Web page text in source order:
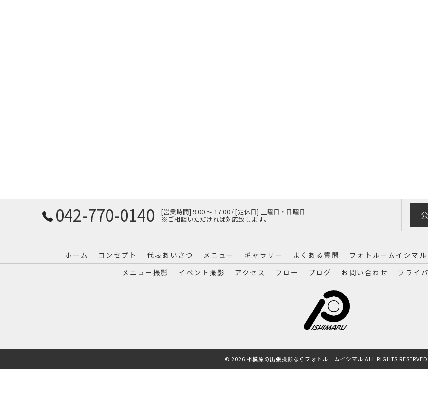
042-770-0140 [営業時間] 9:00 〜 17:00 / [定休日] 土曜日・日曜日
※ご相談いただければ対応致します。
ホーム コンセプト 代表あいさつ メニュー ギャラリー よくある質問 フォトルームイシマ
メニュー撮影
イベント撮影 アクセス フロー ブログ お問い合わせ プライ
© 2026 相模原の出張撮影ならフォトルームイシマル ALL RIGHTS RESERVED.